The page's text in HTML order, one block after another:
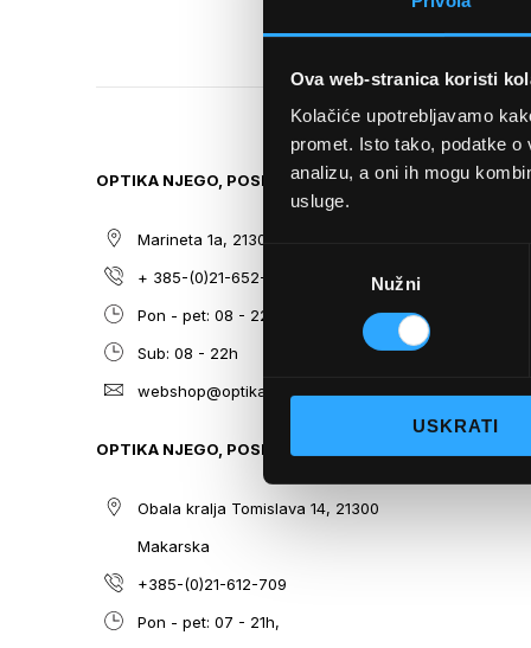
Ova web-stranica koristi
Kolačiće upotrebljavamo
promet. Isto tako, podatke
analizu, a oni ih mogu
usluge.
pristanka
Nužni
USKRATI
OF
GALLERY
OPTIKA NJEGO, POSLOVNICA 1
Marineta 1a, 21300 Makarska
+ 385-(0)21-652-102
Pon - pet: 08 - 22h,
Sub: 08 - 22h
webshop@optikanjego.hr
OPTIKA NJEGO, POSLOVNICA 2
Obala kralja Tomislava 14, 21300
Makarska
+385-(0)21-612-709
Pon - pet: 07 - 21h,
SITEMAP
Blog